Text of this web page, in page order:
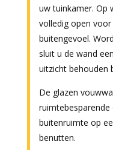
uw tuinkamer. Op
volledig open
buitengevoel.
sluit u de wand
uitzicht behouden
De glazen
buitenruimte op
benutten.